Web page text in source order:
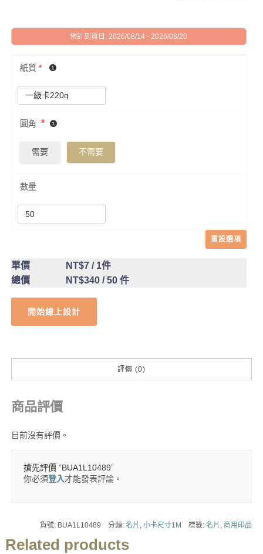
預計到貨日: 2026/08/14 - 2026/08/20
紙質 *
圓角 *
需要 不需要
數量
重設選項
單價 NT$7/ 1件
總價
NT$340/ 50 件
開始線上設計
評價 (0)
商品評價
目前沒有評價。
搶先評價 “BUA1L10489”
你必須登入才能發表評論。
貨號: BUA1L10489 分類:名片 ,小卡尺寸1M 標籤:名片 ,商用印品
Related products